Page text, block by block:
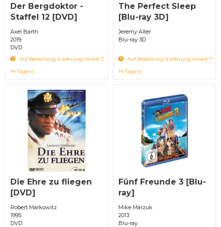
Der Bergdoktor -
Staffel 12 [DVD]
Axel Barth
2019
DVD
Auf Bestellung (Lieferung innert 7-
14 Tagen)
The Perfect Sleep
[Blu-ray 3D]
Jeremy Alter
Blu-ray 3D
Auf Bestellung (Lieferung innert 7-
14 Tagen)
Die Ehre zu fliegen
[DVD]
Robert Markowitz
1995
DVD
Fünf Freunde 3 [Blu-
ray]
Mike Marzuk
2013
Blu-ray